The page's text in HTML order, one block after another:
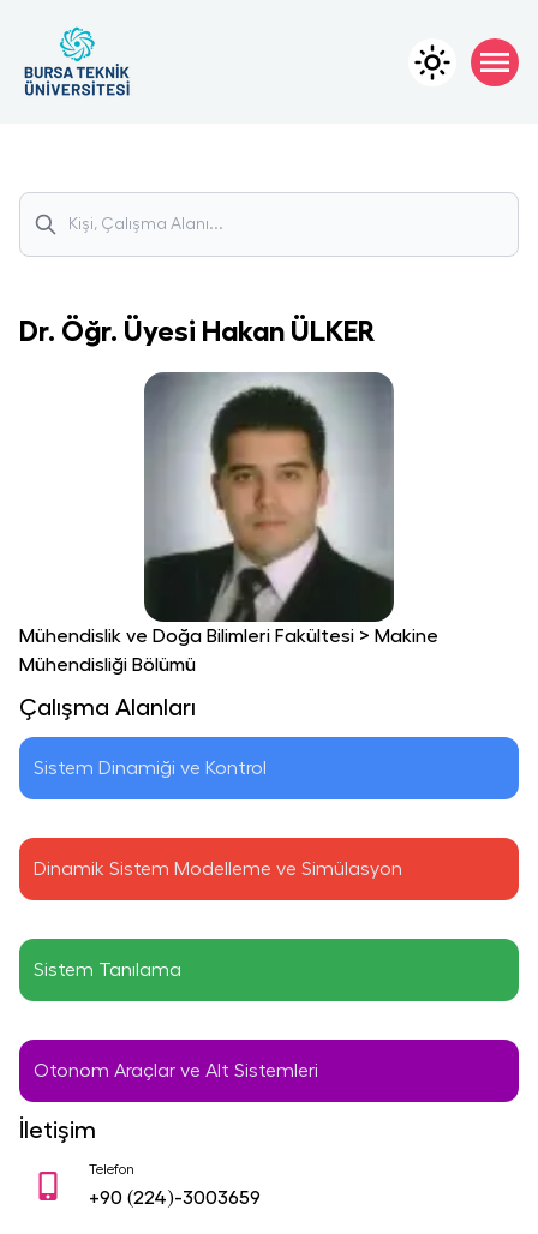
Dr. Öğr. Üyesi Hakan ÜLKER
Mühendislik ve Doğa Bilimleri Fakültesi > Makine
Mühendisliği Bölümü
Çalışma Alanları
Sistem Dinamiği ve Kontrol
Dinamik Sistem Modelleme ve Simülasyon
Sistem Tanılama
Otonom Araçlar ve Alt Sistemleri
İletişim
Telefon
+90 (224)-3003659